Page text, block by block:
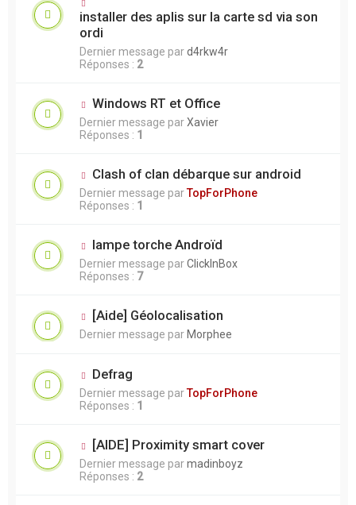
installer des aplis sur la carte sd via son
ordi
Dernier message pard4rkw4r
Réponses : 2
Windows RT et Office
Dernier message parXavier
Réponses : 1
Clash of clan débarque sur android
Dernier message parTopForPhone
Réponses : 1
lampe torche Androïd
Dernier message parClickInBox
Réponses : 7
[Aide] Géolocalisation
Dernier message par Morphee
Defrag
Dernier message parTopForPhone
Réponses : 1
[AIDE] Proximity smart cover
Dernier message parmadinboyz
Réponses : 2